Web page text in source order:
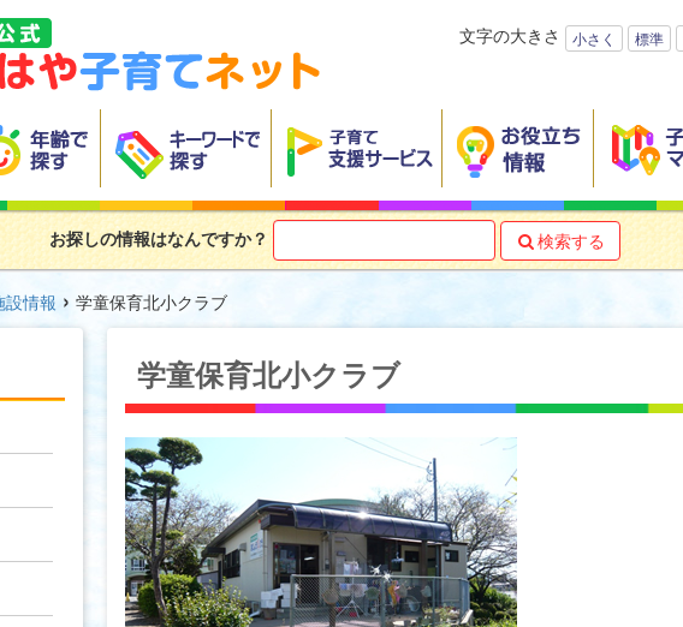
文字の大きさ 小さく 標準
お探しの情報はなんですか？  検索する
設情報 › 学童保育北小クラブ
学童保育北小クラブ